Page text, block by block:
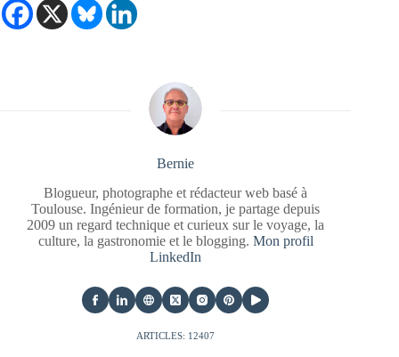
Bernie
Blogueur, photographe et rédacteur web basé à
Toulouse. Ingénieur de formation, je partage depuis
2009 un regard technique et curieux sur le voyage, la
culture, la gastronomie et le blogging. Mon profil
LinkedIn
ARTICLES: 12407